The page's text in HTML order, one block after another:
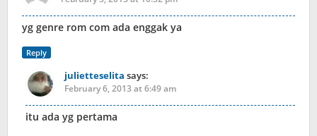
yg genre rom com ada enggak ya
Reply
julietteselita says:
February 6, 2013 at 6:49 am
itu ada yg pertama